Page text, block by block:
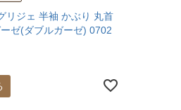
リジェ 半袖 かぶり 丸首
ゼ(ダブルガーゼ) 0702